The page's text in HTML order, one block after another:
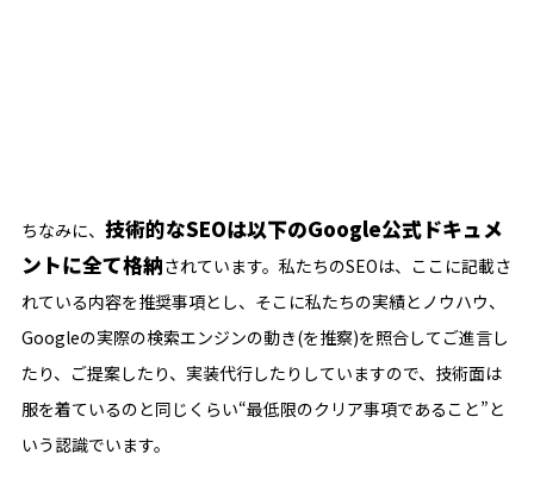
ちなみに、 技術的なSEOは以下のGoogle公式ドキュメ
ントに全て格納されています。私たちのSEOは、ここに記載さ
れている内容を推奨事項とし、そこに私たちの実績とノウハウ、
Googleの実際の検索エンジンの動き(を推察)を照合してご進言し
たり、ご提案したり、実装代行したりしていますので、技術面は
服を着ているのと同じくらい“最低限のクリア事項であること”と
いう認識でいます。